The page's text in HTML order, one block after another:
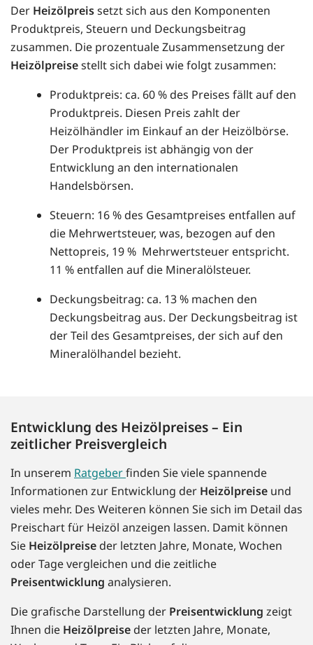
Der Heizölpreissetzt sich aus den Komponenten
Produktpreis, Steuern und Deckungsbeitrag
zusammen. Die prozentuale Zusammensetzung der
Heizölpreisestellt sich dabei wie folgt zusammen:
Produktpreis: ca. 60 % des Preises fällt auf den
Produktpreis. Diesen Preis zahlt der
Heizölhändler im Einkauf an der Heizölbörse.
Der Produktpreis ist abhängig von der
Entwicklung an den internationalen
Handelsbörsen.
Steuern: 16 % des Gesamtpreises entfallen auf
die Mehrwertsteuer, was, bezogen auf den
Nettopreis, 19 % Mehrwertsteuer entspricht.
11 % entfallen auf die Mineralölsteuer.
Deckungsbeitrag: ca. 13 % machen den
Deckungsbeitrag aus. Der Deckungsbeitrag ist
der Teil des Gesamtpreises, der sich auf den
Mineralölhandel bezieht.
Entwicklung des Heizölpreises – Ein
zeitlicher Preisvergleich
In unserem Ratgeberfinden Sie viele spannende
Informationen zur Entwicklung der Heizölpreise und
vieles mehr. Des Weiteren können Sie sich im Detail das
Preischart für Heizöl anzeigen lassen. Damit können
Sie Heizölpreise der letzten Jahre, Monate, Wochen
oder Tage vergleichen und die zeitliche
Preisentwicklung analysieren.
Die grafische Darstellung der Preisentwicklung zeigt
Ihnen die Heizölpreise der letzten Jahre, Monate,